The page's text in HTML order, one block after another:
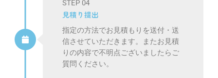
STEP 04
見積り提出
指定の方法でお見積もりを送付・送
信させていただきます。またお見積
りの内容で不明点ございましたらご
質問ください。